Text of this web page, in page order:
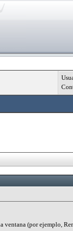
ventana (por ejemplo,